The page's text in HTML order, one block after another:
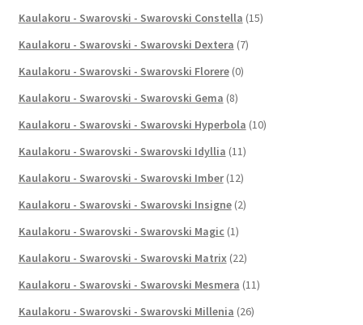
Kaulakoru - Swarovski - Swarovski Constella (15)
Kaulakoru - Swarovski - Swarovski Dextera (7)
Kaulakoru - Swarovski - Swarovski Florere (0)
Kaulakoru - Swarovski - Swarovski Gema (8)
Kaulakoru - Swarovski - Swarovski Hyperbola (10)
Kaulakoru - Swarovski - Swarovski Idyllia (11)
Kaulakoru - Swarovski - Swarovski Imber (12)
Kaulakoru - Swarovski - Swarovski Insigne (2)
Kaulakoru - Swarovski - Swarovski Magic (1)
Kaulakoru - Swarovski - Swarovski Matrix (22)
Kaulakoru - Swarovski - Swarovski Mesmera (11)
Kaulakoru - Swarovski - Swarovski Millenia (26)